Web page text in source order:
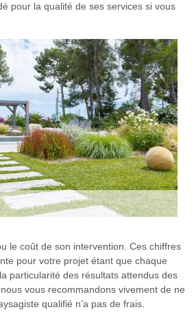
pour la qualité de ses services si vous
le coût de son intervention. Ces chiffres
pour votre projet étant que chaque
particularité des résultats attendus des
vous recommandons vivement de ne
qualifié n’a pas de frais.